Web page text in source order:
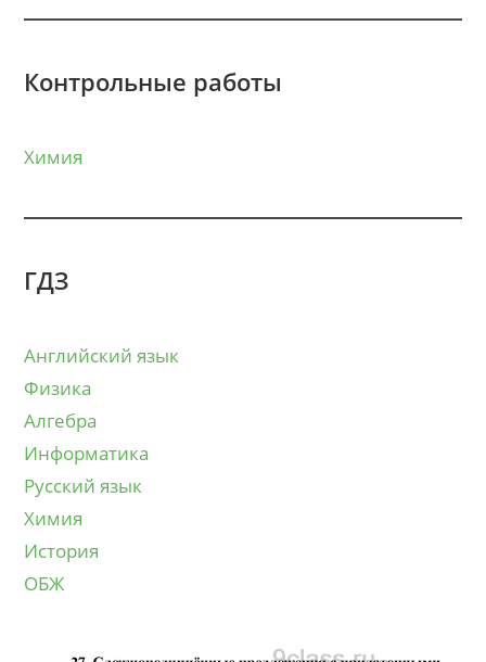
Контрольные работы
Химия
ГДЗ
Английский язык
Физика
Алгебра
Информатика
Русский язык
Химия
История
ОБЖ